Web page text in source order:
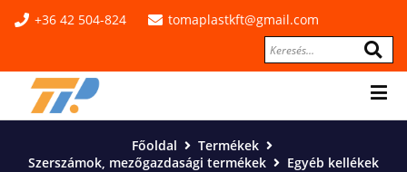
+36 42 504-824 tomaplastkft@gmail.com
Főoldal
Termékek
Szerszámok, mezőgazdasági termékek
Egyéb kellékek